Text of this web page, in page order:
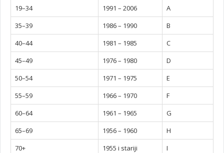
19–34
1991 – 2006
A
35–39
1986 – 1990
B
40–44
1981 – 1985
C
45–49
1976 – 1980
D
50–54
1971 – 1975
E
55–59
1966 – 1970
F
60–64
1961 – 1965
G
65–69
1956 – 1960
H
70+
1955 i stariji I